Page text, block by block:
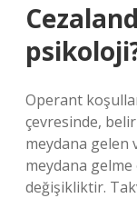
Operant
çevresinde,
meydana gelen
meydana gelme
değişikliktir.